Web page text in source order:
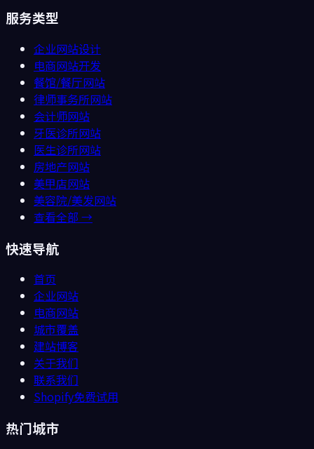
服务类型
企业网站设计
电商网站开发
餐馆/餐厅网站
律师事务所网站
会计师网站
牙医诊所网站
医生诊所网站
房地产网站
美甲店网站
美容院/美发网站
查看全部 →
快速导航
首页
企业网站
电商网站
城市覆盖
建站博客
关于我们
联系我们
Shopify免费试用
热门城市